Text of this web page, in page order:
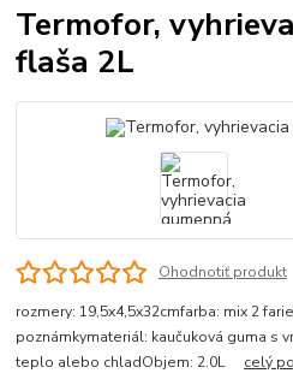
Termofor,
flaša 2L
Ohodnotiť produkt
rozmery: 19,5x4,5x32cmfarba: mix 2
poznámkymateriál: kaučuková guma s
teplo alebo chladObjem: 2.0L celý